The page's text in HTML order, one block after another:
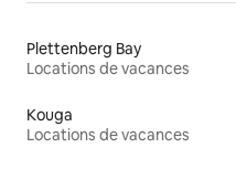
Plettenberg Bay
Locations de vacances
Kouga
Locations de vacances